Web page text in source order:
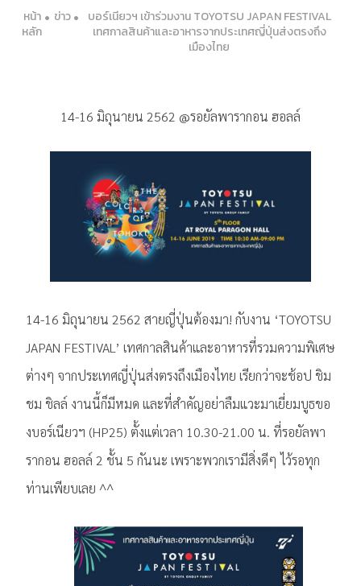
หน้า
หลัก
ข่าว
บอร์เนียวฯ เข้าร่วมงาน TOYOTSU JAPAN FESTIVAL
เทศกาลสินค้าและอาหารจากประเทศญี่ปุ่นส่งตรงถึง
เมืองไทย
14-16 มิถุนายน 2562 @รอยัลพารากอน ฮอลล์
14-16 มิถุนายน 2562 สายญี่ปุ่นต้องมา! กับงาน ‘TOYOTSU
JAPAN FESTIVAL’ เทศกาลสินค้าและอาหารที่รวมความพิเศษ
ต่างๆ จากประเทศญี่ปุ่นส่งตรงถึงเมืองไทย เรียกว่าจะช้อป ชิม
ชม ชิลล์ งานนี้ก็มีหมด และที่สำคัญอย่าลืมแวะมาเยี่ยมบูธขอ
งบอร์เนียวฯ (HP25) ตั้งแต่เวลา 10.30-21.00 น. ที่รอยัลพา
รากอน ฮอลล์ 2 ชั้น 5 กันนะ เพราะพวกเรามีสิ่งดีๆ ไว้รอทุก
ท่านเพียบเลย ^^